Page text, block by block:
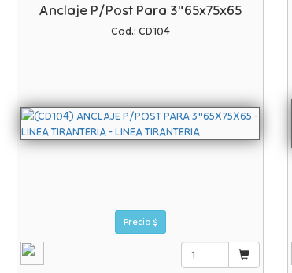
Anclaje P/post Para 3"65x75x65
Cod.: CD104
Precio $